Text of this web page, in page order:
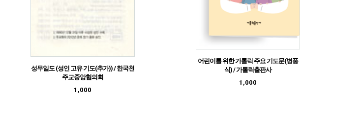
성무일도 (성인 고유 기도(추가)) / 한국천
주교중앙협의회
1,000
어린이를 위한 가톨릭 주요 기도문(병풍
식) / 가톨릭출판사
1,000